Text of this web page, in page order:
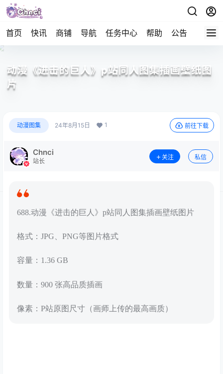
首页 快讯 商铺 导航 任务中心 帮助 公告 APP下
动漫《进击的巨人》p站同人图集插画壁纸图
片
动漫图集 24年8月15日 1 前往下载
Chnci
站长
关注 私信
688.动漫《进击的巨人》p站同人图集插画壁纸图片
格式：JPG、PNG等图片格式
容量：1.36 GB
数量：900 张高品质插画
像素：P站原图尺寸（画师上传的最高画质）